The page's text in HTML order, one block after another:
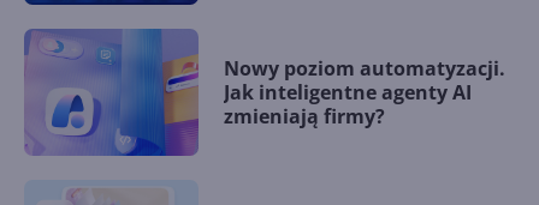
Nowy poziom automatyzacji.
Jak inteligentne agenty AI
zmieniają firmy?